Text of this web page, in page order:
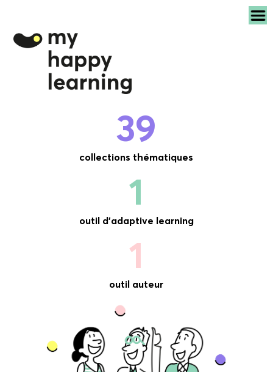
39
collections thématiques
1
outil d'adaptive learning
1
outil auteur